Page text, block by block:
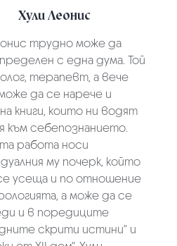
Хули Леонис
трудно може да
с една дума. Той
терапевт, а вече
да се нарече и
книги, които ни водят
към себепознанието.
работа носи
му почерк, който
усеща и по отношение
а може да се
и в поредиците
скрити истини“ и